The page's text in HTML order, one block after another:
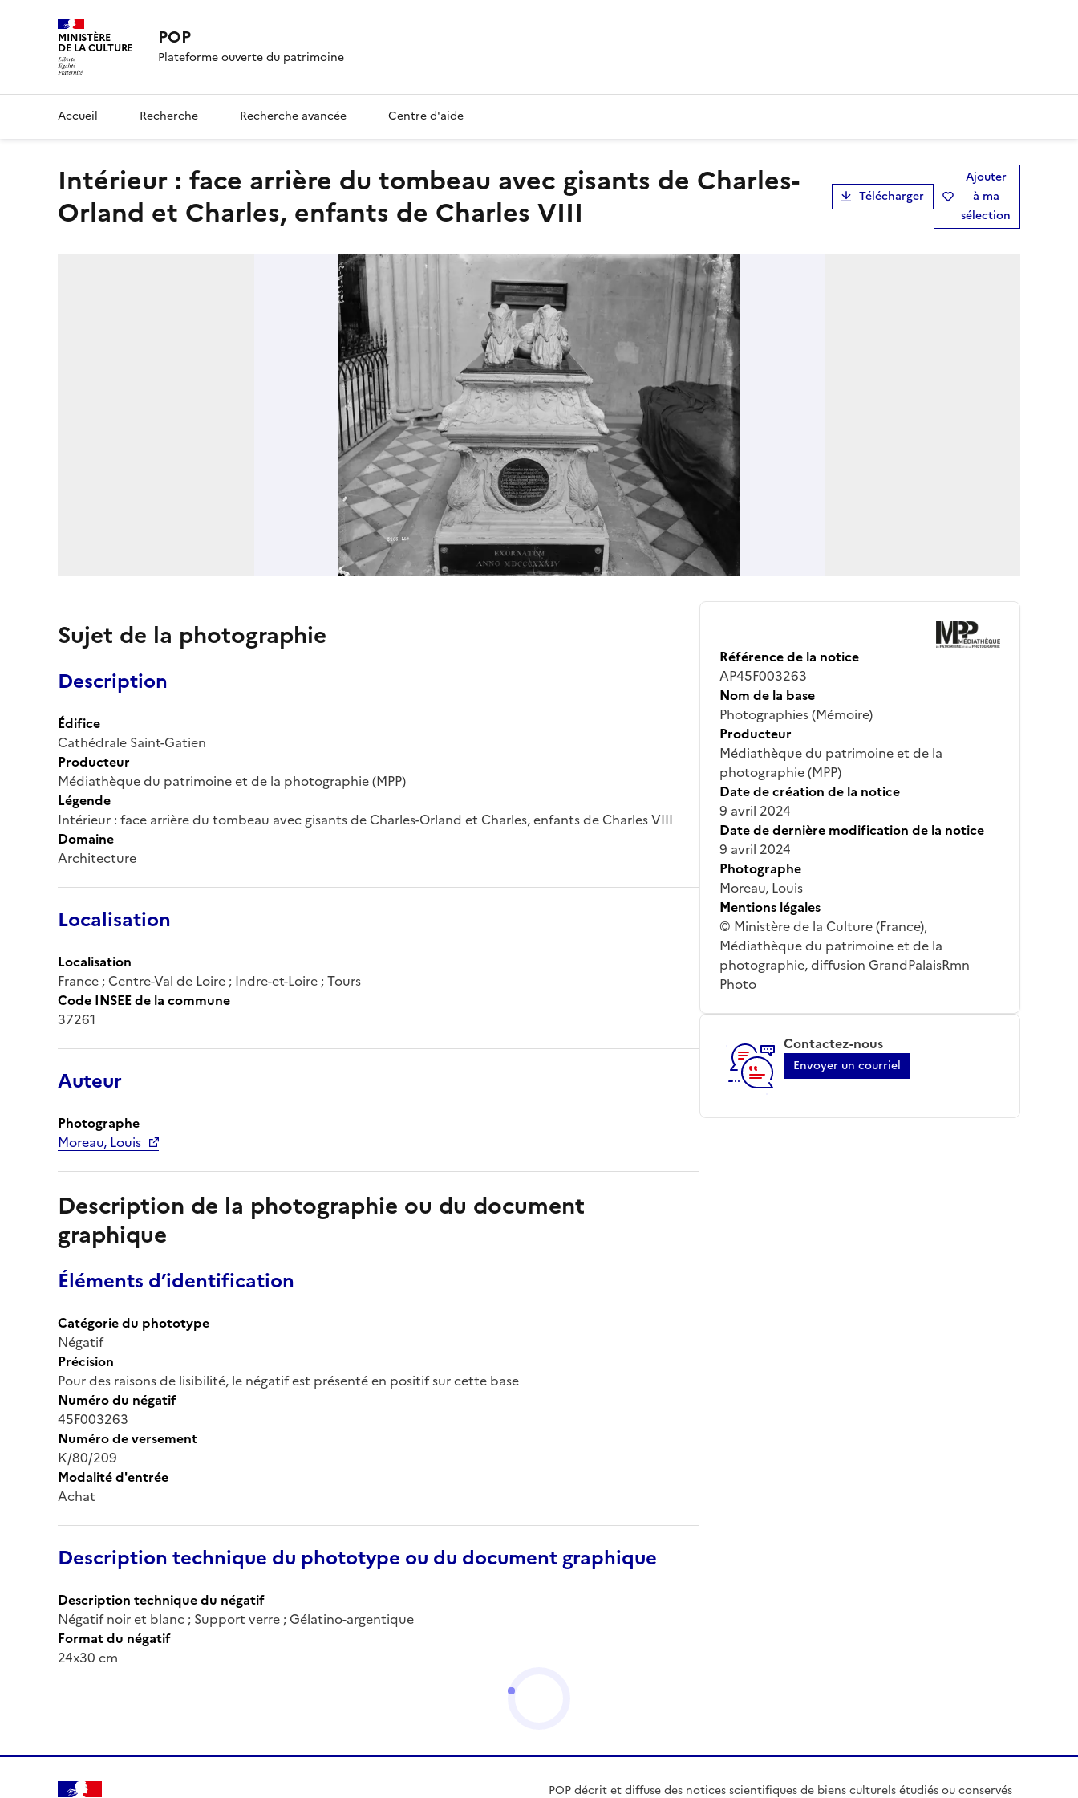
MINISTÈRE
DE LA CULTURE POP
Plateforme ouverte du patrimoine
Accueil Recherche Recherche avancée Centre d'aide
Intérieur : face arrière du tombeau avec gisants de Charles-
Orland et Charles, enfants de Charles VIII
Télécharger
Ajouter
à ma
sélection
Sujet de la photographie
Description
Édifice
Cathédrale Saint-Gatien
Producteur
Médiathèque du patrimoine et de la photographie (MPP)
Légende
Intérieur : face arrière du tombeau avec gisants de Charles-Orland et Charles, enfants de Charles VIII
Domaine
Architecture
Localisation
Localisation
France ; Centre-Val de Loire ; Indre-et-Loire ; Tours
Code INSEE de la commune
37261
Auteur
Photographe
Moreau, Louis
Description de la photographie ou du document
graphique
Éléments d’identification
Catégorie du phototype
Négatif
Précision
Pour des raisons de lisibilité, le négatif est présenté en positif sur cette base
Numéro du négatif
45F003263
Numéro de versement
K/80/209
Modalité d'entrée
Achat
Description technique du phototype ou du document graphique
Description technique du négatif
Négatif noir et blanc ; Support verre ; Gélatino-argentique
Format du négatif
24x30 cm
Référence de la notice
AP45F003263
Nom de la base
Photographies (Mémoire)
Producteur
Médiathèque du patrimoine et de la
photographie (MPP)
Date de création de la notice
9 avril 2024
Date de dernière modification de la notice
9 avril 2024
Photographe
Moreau, Louis
Mentions légales
© Ministère de la Culture (France),
Médiathèque du patrimoine et de la
photographie, diffusion GrandPalaisRmn
Photo
Contactez-nous
Envoyer un courriel
POP décrit et diffuse des notices scientifiques de biens culturels étudiés ou conservés